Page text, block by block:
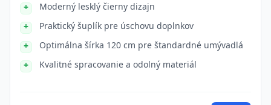
Moderný lesklý čierny dizajn
Praktický šuplík pre úschovu doplnkov
Optimálna šírka 120 cm pre štandardné umývadlá
Kvalitné spracovanie a odolný materiál